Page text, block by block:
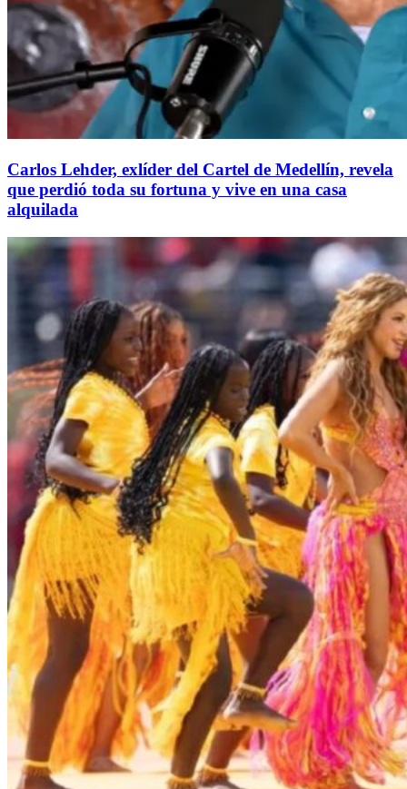
Carlos Lehder, exlíder del Cartel de Medellín, revela
que perdió toda su fortuna y vive en una casa
alquilada